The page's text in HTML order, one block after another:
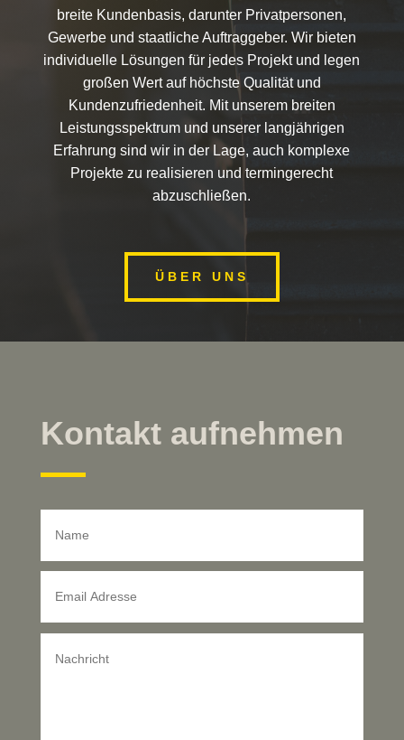
breite Kundenbasis, darunter Privatpersonen,
Gewerbe und staatliche Auftraggeber. Wir bieten
individuelle Lösungen für jedes Projekt und legen
großen Wert auf höchste Qualität und
Kundenzufriedenheit. Mit unserem breiten
Leistungsspektrum und unserer langjährigen
Erfahrung sind wir in der Lage, auch komplexe
Projekte zu realisieren und termingerecht
abzuschließen.
ÜBER UNS
Kontakt aufnehmen